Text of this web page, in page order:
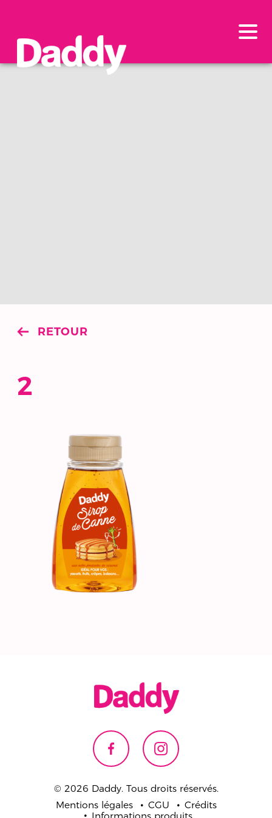
RETOUR
2
© 2026 Daddy. Tous droits réservés.
Mentions légales
CGU
Crédits
Informations produits